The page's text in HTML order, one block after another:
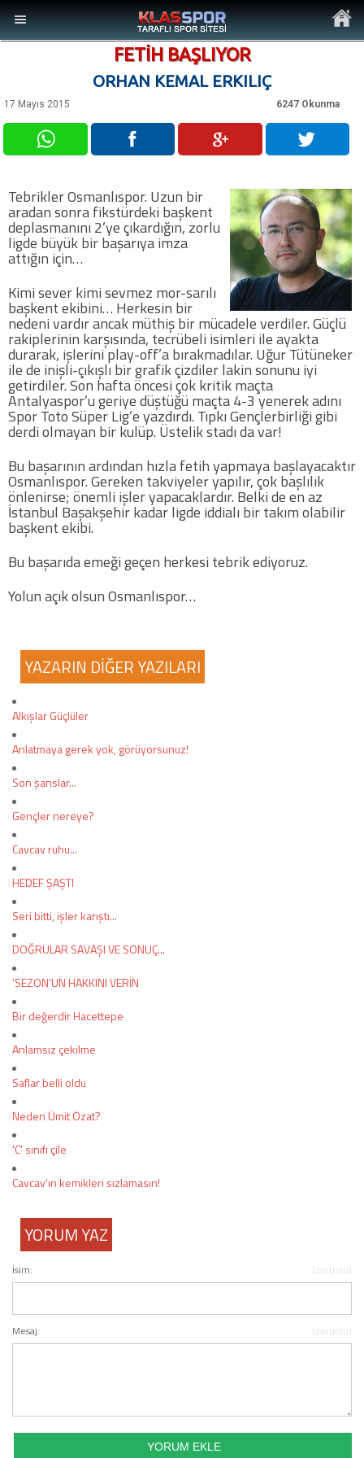
MENÜ
Son Dakika Haberler
Foto Galeri
Video Galeri
Ankara Takımları
Futbol
Basketbol
Voleybol
Hentbol
Sosyal Medya
Google Plus
Blog
İletişim
FETİH BAŞLIYOR
ORHAN KEMAL ERKILIÇ
17 Mayıs 2015 6247 Okunma
Tebrikler Osmanlıspor. Uzun bir
aradan sonra fikstürdeki başkent
deplasmanını 2’ye çıkardığın, zorlu
ligde büyük bir başarıya imza
attığın için…
Kimi sever kimi sevmez mor-sarılı
başkent ekibini… Herkesin bir
nedeni vardır ancak müthiş bir mücadele verdiler. Güçlü
rakiplerinin karşısında, tecrübeli isimleri ile ayakta
durarak, işlerini play-off’a bırakmadılar. Uğur Tütüneker
ile de inişli-çıkışlı bir grafik çizdiler lakin sonunu iyi
getirdiler. Son hafta öncesi çok kritik maçta
Antalyaspor’u geriye düştüğü maçta 4-3 yenerek adını
Spor Toto Süper Lig’e yazdırdı. Tıpkı Gençlerbirliği gibi
derdi olmayan bir kulüp. Üstelik stadı da var!
Bu başarının ardından hızla fetih yapmaya başlayacaktır
Osmanlıspor. Gereken takviyeler yapılır, çok başlılık
önlenirse; önemli işler yapacaklardır. Belki de en az
İstanbul Başakşehir kadar ligde iddialı bir takım olabilir
başkent ekibi.
Bu başarıda emeği geçen herkesi tebrik ediyoruz.
Yolun açık olsun Osmanlıspor…
YAZARIN DİĞER YAZILARI
Alkışlar Güçlüler
Anlatmaya gerek yok, görüyorsunuz!
Son şanslar...
Gençler nereye?
Cavcav ruhu...
HEDEF ŞAŞTI
Seri bitti, işler karıştı...
DOĞRULAR SAVAŞI VE SONUÇ...
‘SEZON’UN HAKKINI VERİN
Bir değerdir Hacettepe
Anlamsız çekilme
Saflar belli oldu
Neden Ümit Özat?
'C' sınıfı çile
Cavcav'ın kemikleri sızlamasın!
YORUM YAZ
İsim: (zorunlu)
Mesaj: (zorunlu)